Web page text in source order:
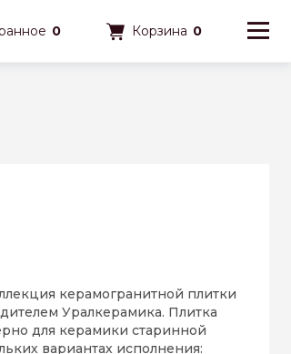
0 Корзина 0
керамогранитной плитки
Уралкерамика. Плитка
для керамики старинной
вариантах исполнения: